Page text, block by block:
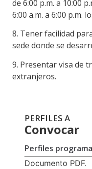
de 6:00 p.m. a 10:00
6:00 a.m. a 6:00 p.m.
8. Tener facilidad
sede donde se
9. Presentar visa de
extranjeros.
PERFILES A
Convocar
Perfiles
Documento PDF.